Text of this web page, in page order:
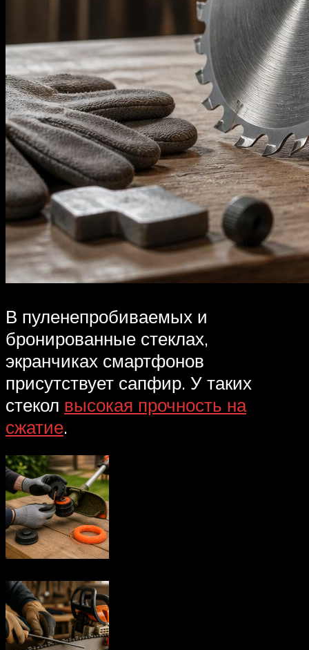
В пуленепробиваемых и
бронированные стеклах,
экранчиках смартфонов
присутствует сапфир. У таких
стекол высокая прочность на
сжатие.